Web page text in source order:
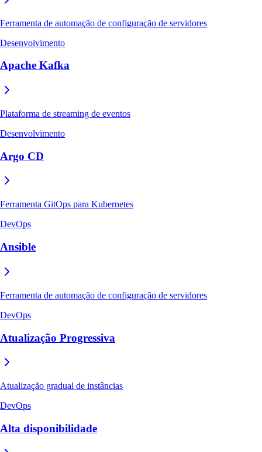
Ferramenta de automação de configuração de servidores
Desenvolvimento
Apache Kafka
Plataforma de streaming de eventos
Desenvolvimento
Argo CD
Ferramenta GitOps para Kubernetes
DevOps
Ansible
Ferramenta de automação de configuração de servidores
DevOps
Atualização Progressiva
Atualização gradual de instâncias
DevOps
Alta disponibilidade